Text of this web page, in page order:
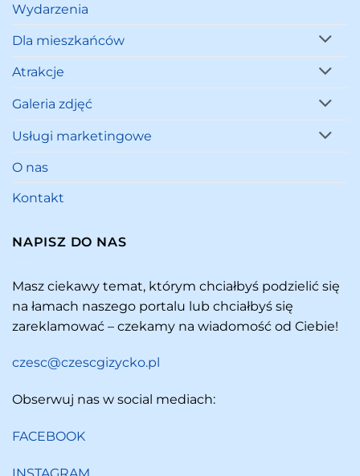
Wydarzenia
Dla mieszkańców
Atrakcje
Galeria zdjęć
Usługi marketingowe
O nas
Kontakt
NAPISZ DO NAS
Masz ciekawy temat, którym chciałbyś podzielić się
na łamach naszego portalu lub chciałbyś się
zareklamować – czekamy na wiadomość od Ciebie!
czesc@czescgizycko.pl
Obserwuj nas w social mediach:
FACEBOOK